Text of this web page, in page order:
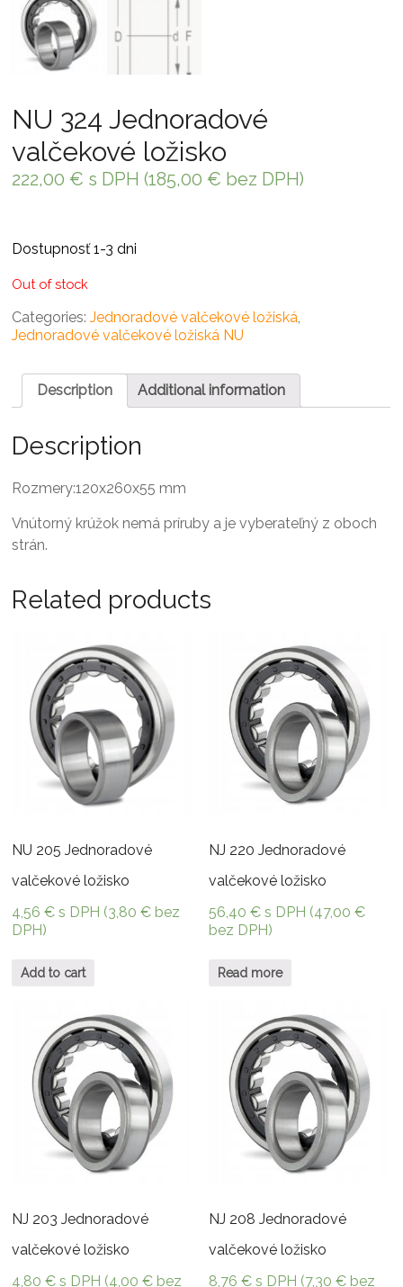
NU 324 Jednoradové
valčekové ložisko
222,00 € s DPH (185,00 € bez DPH)
Dostupnosť 1-3 dni
Out of stock
Categories:Jednoradové valčekové ložiská,
Jednoradové valčekové ložiská NU
Description Additional information
Description
Rozmery:120x260x55 mm
Vnútorný krúžok nemá príruby a je vyberateľný z oboch
strán.
Related products
NU 205 Jednoradové
valčekové ložisko
4,56€ s DPH (3,80€ bez
DPH)
Add to cart
NJ 220 Jednoradové
valčekové ložisko
56,40€ s DPH (47,00€
bez DPH)
Read more
NJ 203 Jednoradové
valčekové ložisko
4,80€ s DPH (4,00€ bez
NJ 208 Jednoradové
valčekové ložisko
8,76€ s DPH (7,30€ bez